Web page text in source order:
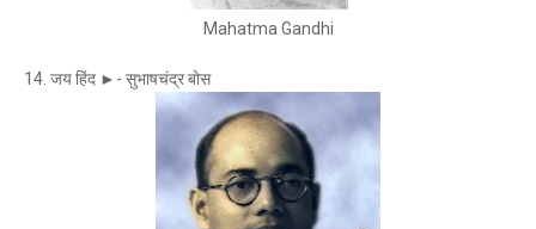
Mahatma Gandhi
14. जय हिंद ►- सुभाषचंद्र बोस